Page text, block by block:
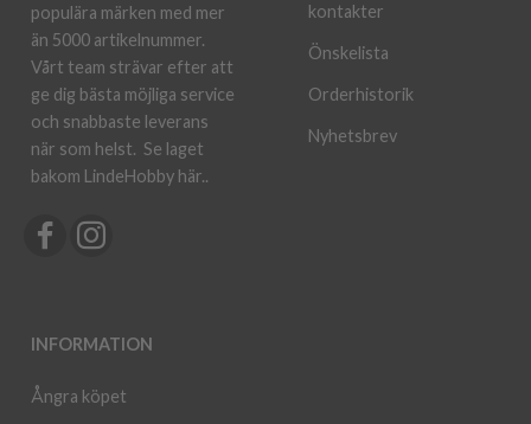
populära märken med mer
än 5000 artikelnummer.
Vårt team strävar efter att
ge dig bästa möjliga service
och snabbaste leverans
när som helst. Se laget
bakom LindeHobby här..
INFORMATION
Ångra köpet
kontakter
Önskelista
Orderhistorik
Nyhetsbrev